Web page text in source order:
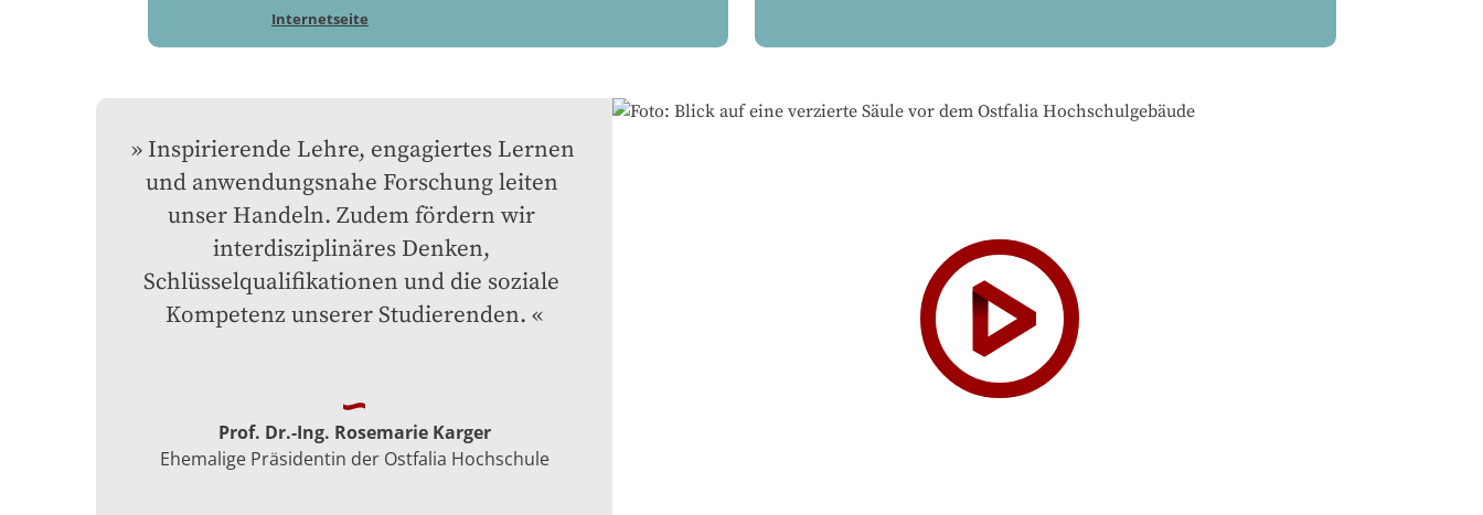
Internetseite
Inspirierende Lehre, engagiertes Lernen
und anwendungsnahe Forschung leiten
unser Handeln. Zudem fördern wir
interdisziplinäres Denken,
Schlüsselqualifikationen und die soziale
Kompetenz unserer Studierenden.
Prof. Dr.-Ing. Rosemarie Karger
Ehemalige Präsidentin der Ostfalia Hochschule